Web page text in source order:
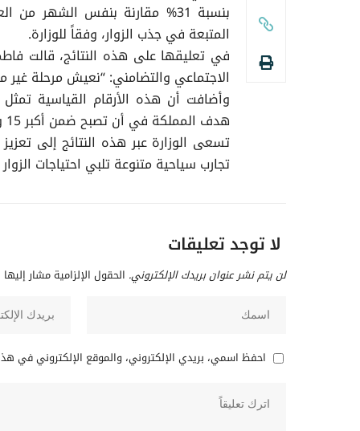
بنسبة 31% مقارنة بنفس الشهر
المتبعة في جذب الزوار، وفقاً للوزارة.
في تعليقها على هذه النتائج، قالت
الاجتماعي والتضامني: “نعيش مرحلة غير
وأضافت أن هذه الأرقام القياسية
هدف المملكة في أن تصبح ضمن أكبر 15 وجهة سياحية في العالم.
تسعى الوزارة عبر هذه النتائج إلى
تجارب سياحية متنوعة تلبي احتياجات
لا توجد تعليقات
لن يتم نشر عنوان بريدك الإلكتروني. الحقول الإلزامية مشار إليها
احفظ اسمي، بريدي الإلكتروني، والموقع الإلكتروني في